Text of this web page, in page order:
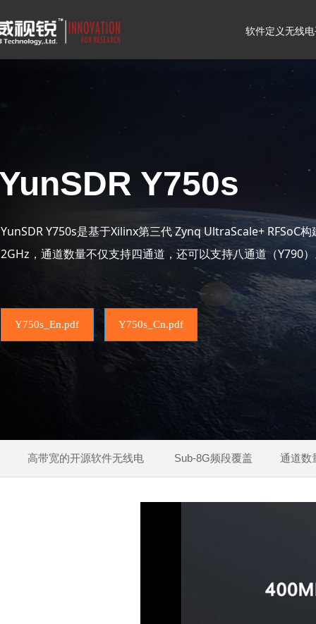
软件定义无线
YunSDR Y750s是基于Xilinx第三代 Zynq UltraScale+ RFSoC
2GHz，通道数量不仅支持四通道，还可以支持八通道（Y790
Y750s
Y750s_En.pdf Y750s_Cn.pdf
高带宽的开源软件无线电 Sub-8G频段覆盖 通道数